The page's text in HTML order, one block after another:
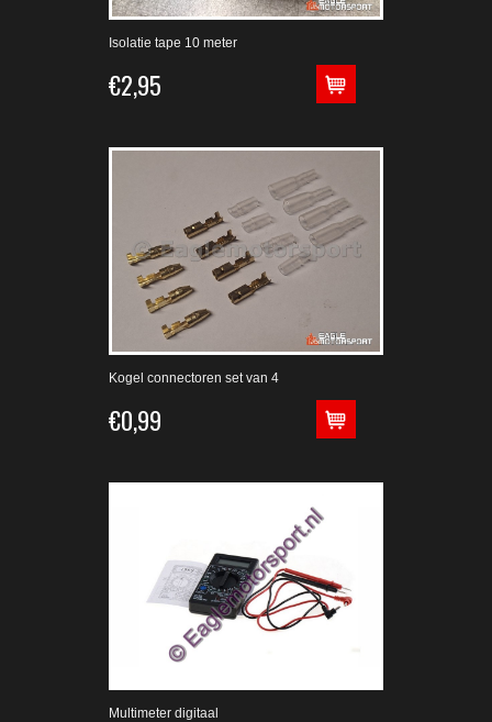
Isolatie tape 10 meter
€2,95
Kogel connectoren set van 4
€0,99
Multimeter digitaal